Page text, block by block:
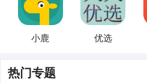
小鹿 优选
热门专题